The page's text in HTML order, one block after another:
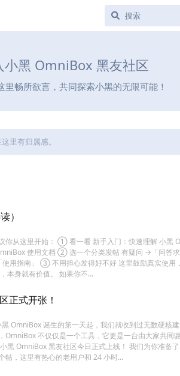
小黑 OmniBox 黑友社区
里畅所欲言，共同探索小黑的无限可能！
里有归属感。
）
你从这里开始： ① 看一看 新手入门：快速理解 小黑
使用文档 ② 选一个分类发帖 有疑问 →「问答
用指南」 ③ 不用担心发得好不好 这里鼓励真实使用
本身就有价值。 如果你不...
正式开张！
OmniBox 诞生的第一天起，我们就收到过无数硬核
OmniBox 不仅仅是一个工具，它更是一台由大家共同
黑 OmniBox 黑友社区今日正式上线！ 我们为你准备
帖，这里有热心的老用户和 24 小时...